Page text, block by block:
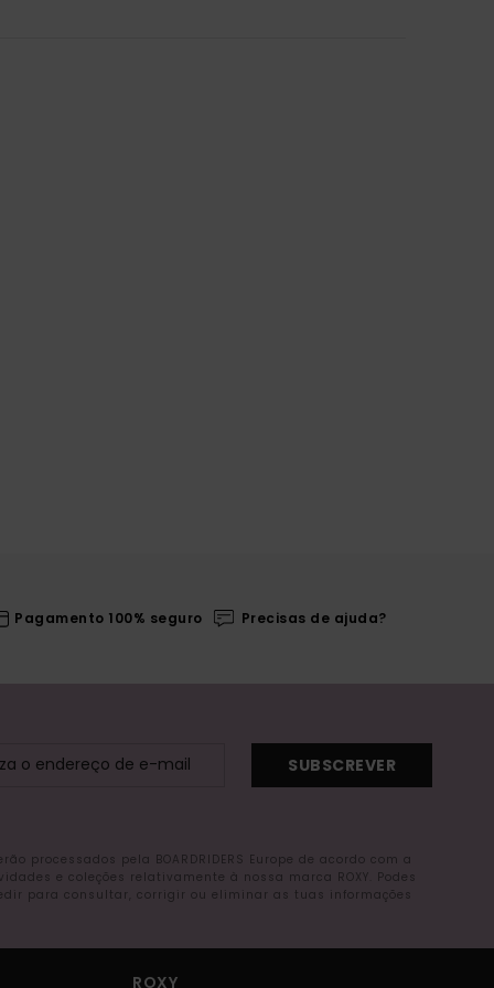
Pagamento 100% seguro Precisas de ajuda?
SUBSCREVER
pela BOARDRIDERS Europe de acordo com a
e coleções relativamente à nossa marca ROXY. Podes
para consultar, corrigir ou eliminar as tuas informações
ROXY